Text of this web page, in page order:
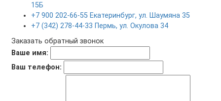
15Б
+7 900 202-66-55 Екатеринбург, ул. Шаумяна 35
+7 (342) 278-44-33 Пермь, ул. Окулова 34
Заказать обратный звонок
Ваше имя:
Ваш телефон: